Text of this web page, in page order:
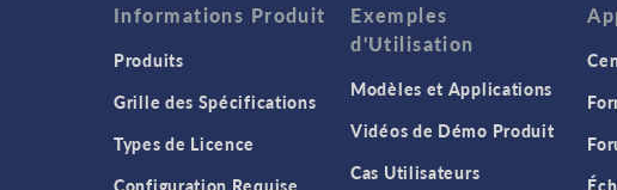
Informations Produit
Produits
Grille des Spécifications
Types de Licence
Exemples
d'Utilisation
Modèles et Applications
Vidéos de Démo Produit
Cas Utilisateurs